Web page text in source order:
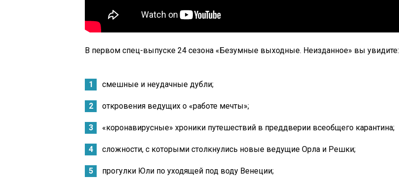
В первом спец-выпуске 24 сезона «Безумные выходные. Неизданное» вы увидите:
смешные и неудачные дубли;
откровения ведущих о «работе мечты»;
«коронавирусные» хроники путешествий в преддверии всеобщего карантина;
сложности, с которыми столкнулись новые ведущие Орла и Решки;
прогулки Юли по уходящей под воду Венеции;